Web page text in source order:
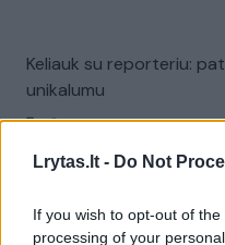
Lrytas.lt - Do Not
If you wish to opt-out of
processing of your
Keliauk su reporteriu:
unikalumu
Žinios | Lietuvos diena
sodas, kokio dauguma